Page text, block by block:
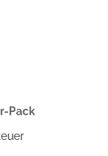
Pack